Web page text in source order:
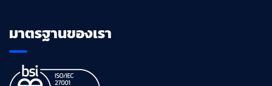
มาตรฐานของเรา